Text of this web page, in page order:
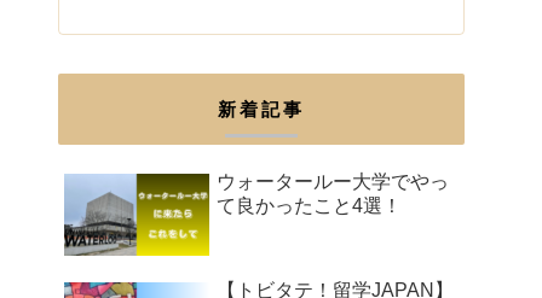
新着記事
ウォータールー大学でやっ
て良かったこと4選！
【トビタテ！留学JAPAN】